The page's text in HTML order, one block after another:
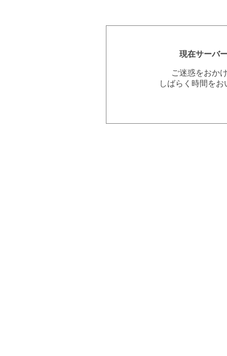
現在サーバ
ご迷惑をおか
しばらく時間を